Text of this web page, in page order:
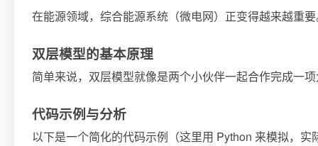
在能源领域，综合能源系统（微电网）正变得越来越重
双层模型的基本原理
简单来说，双层模型就像是两个小伙伴一起合作完成一
代码示例与分析
以下是一个简化的代码示例（这里用 Python 来模拟，实